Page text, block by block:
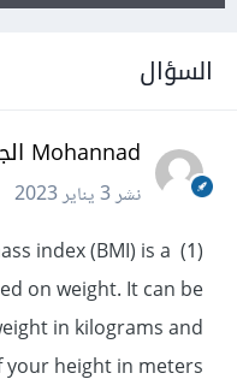
السؤال
Mohannad الجرجاوي
نشر3 يناير 2023
index (BMI) is a
on weight. It can be
in kilograms and
height in meters.